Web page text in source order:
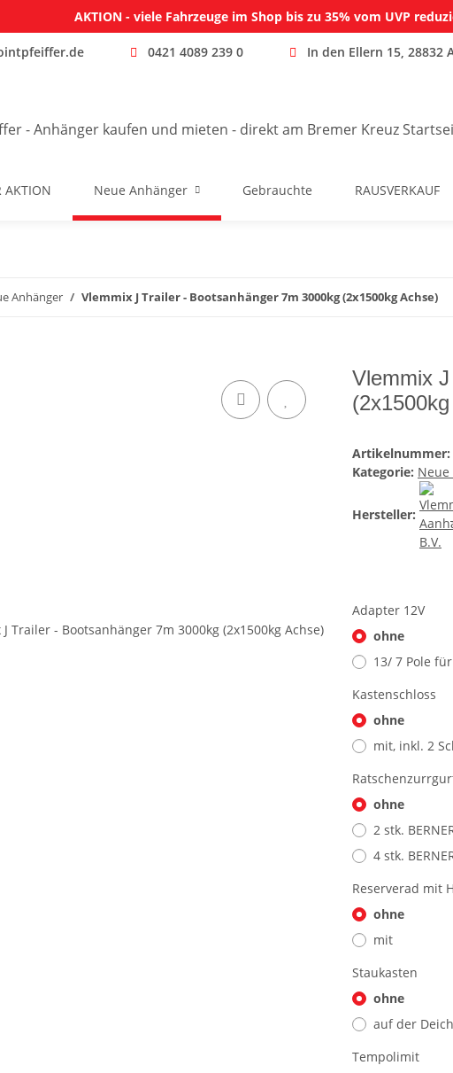
AKTION - viele Fahrzeuge im Shop bis zu 35% vom UVP
0421 4089 239 0 In den Ellern 15, 28832
AKTION Neue Anhänger Gebrauchte RAUSVERKAUF
Anhänger Vlemmix J Trailer - Bootsanhänger 7m 3000kg (2x1500kg Achse)
Vlemmix
Artikelnummer:
Kategorie:
Hersteller:
Adapter 12V
ohne
13/ 7 Pole
Kastenschloss
ohne
mit, inkl. 2
ohne
2 stk.
4 stk.
Reserverad mit
ohne
mit
Staukasten
ohne
auf der
Tempolimit